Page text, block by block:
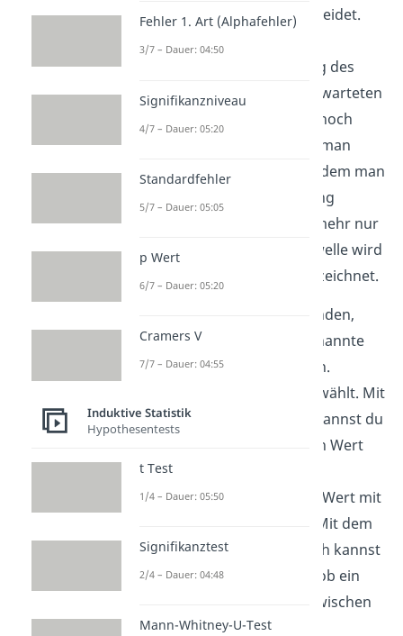
vorgegebenen Wert unterscheidet.
Das heißt einfach, dass man
überprüft, ob die Abweichung des
beobachteten Wertes vom erwarteten
Wert zu groß ist, als dass sie noch
zufällig sein kann. Dafür legt man
einen Schwellenwert fest, ab dem man
annimmt, dass die Abweichung
zwischen zwei Werten nicht mehr nur
zufällig sein kann. Diese Schwelle wird
häufig als
bezeichnet.
Um den kritischen Wert zu finden,
musst du zunächst das sogenannte
Signifikanzniveau
festlegen.
gewählt. Mit
Hilfe des Signifikanzniveaus kannst du
den kritischen Wert
nachschlagen. Anschließend
vergleichst du den kritischen Wert mit
deinem beobachteten Wert. Mit dem
Ergebnis aus diesem Vergleich kannst
du eine Entscheidung fällen, ob ein
überzufälliger Unterschied zwischen
dem beobachteten und dem
Fehler 1. Art (Alphafehler)
3/7 – Dauer: 04:50
Signifikanzniveau
4/7 – Dauer: 05:20
Standardfehler
5/7 – Dauer: 05:05
p Wert
6/7 – Dauer: 05:20
Cramers V
7/7 – Dauer: 04:55
Induktive Statistik
Hypothesentests
t Test
1/4 – Dauer: 05:50
Signifikanztest
2/4 – Dauer: 04:48
Mann-Whitney-U-Test